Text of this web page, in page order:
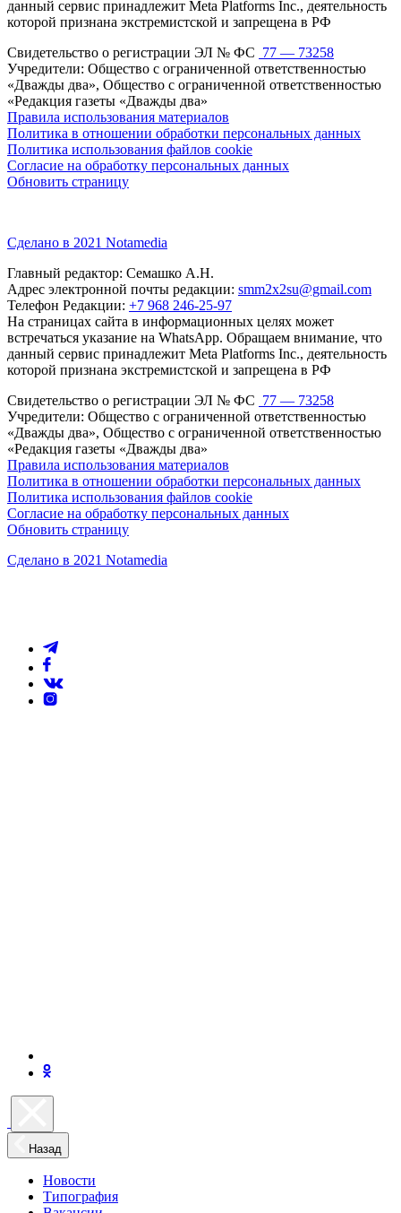
данный сервис принадлежит Meta Platforms Inc., деятельность
которой признана экстремистской и запрещена в РФ
Свидетельство о регистрации ЭЛ № ФС 77 — 73258
Учредители: Общество с ограниченной ответственностью
«Дважды два», Общество с ограниченной ответственностью
«Редакция газеты «Дважды два»
Правила использования материалов
Политика в отношении обработки персональных данных
Политика использования файлов cookie
Согласие на обработку персональных данных
Обновить страницу
Сделано в 2021 Notamedia
Главный редактор: Семашко А.Н.
Адрес электронной почты редакции: smm2x2su@gmail.com
Телефон Редакции: +7 968 246-25-97
На страницах сайта в информационных целях может
встречаться указание на WhatsApp. Обращаем внимание, что
данный сервис принадлежит Meta Platforms Inc., деятельность
которой признана экстремистской и запрещена в РФ
Свидетельство о регистрации ЭЛ № ФС 77 — 73258
Учредители: Общество с ограниченной ответственностью
«Дважды два», Общество с ограниченной ответственностью
«Редакция газеты «Дважды два»
Правила использования материалов
Политика в отношении обработки персональных данных
Политика использования файлов cookie
Согласие на обработку персональных данных
Обновить страницу
Сделано в 2021 Notamedia
Назад
Новости
Типография